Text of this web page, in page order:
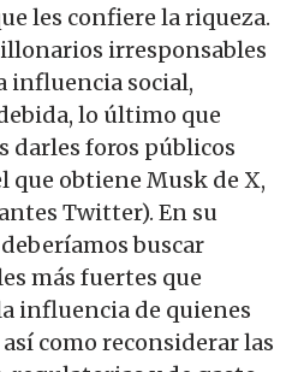
les confiere la riqueza.
irresponsables
influencia social,
lo último que
darles foros públicos
que obtiene Musk de X,
Twitter). En su
buscar
más fuertes que
influencia de quienes
como reconsiderar las